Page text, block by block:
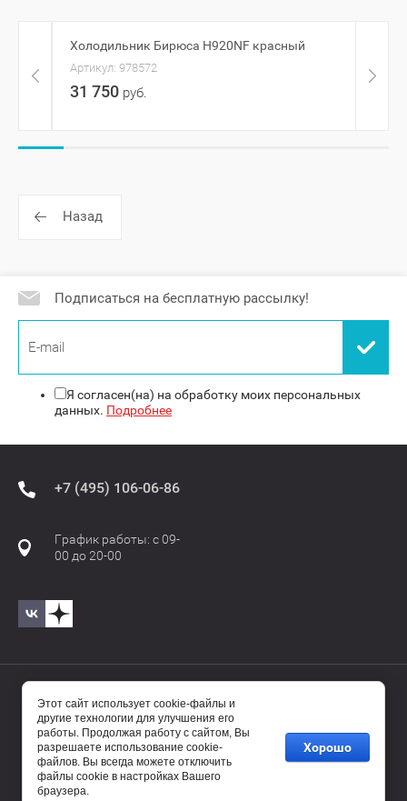
Холодильник Бирюса H920NF красный
Артикул: 978572
31 750 руб.
Назад
Подписаться на бесплатную рассылку!
Я согласен(на) на обработку моих персональных
данных. Подробнее
+7 (495) 106-06-86
График работы: с 09-
00 до 20-00
© 2017—2025 Бавиро/Baviro
Этот сайт использует cookie-файлы и
другие технологии для улучшения его
работы. Продолжая работу с сайтом, Вы
разрешаете использование cookie-
файлов. Вы всегда можете отключить
файлы cookie в настройках Вашего
браузера.
Хорошо